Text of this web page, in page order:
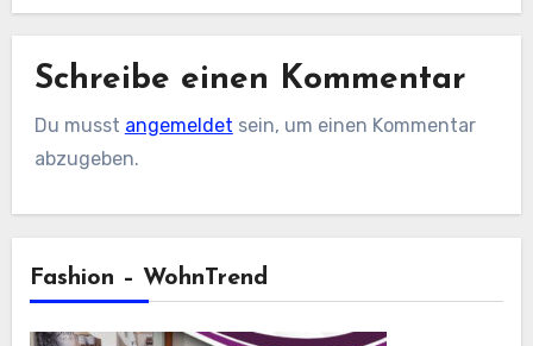
Schreibe einen Kommentar
Du musst angemeldet sein, um einen Kommentar
abzugeben.
Fashion – WohnTrend